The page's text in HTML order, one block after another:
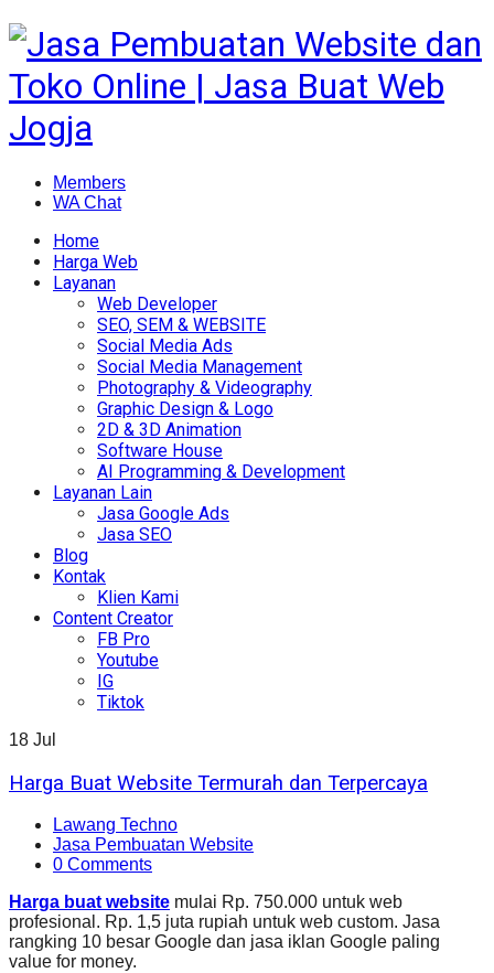
Members
WA Chat
Home
Harga Web
Layanan
Web Developer
SEO, SEM & WEBSITE
Social Media Ads
Social Media Management
Photography & Videography
Graphic Design & Logo
2D & 3D Animation
Software House
AI Programming & Development
Layanan Lain
Jasa Google Ads
Jasa SEO
Blog
Kontak
Klien Kami
Content Creator
FB Pro
Youtube
IG
Tiktok
18 Jul
Harga Buat Website Termurah dan Terpercaya
Lawang Techno
Jasa Pembuatan Website
0 Comments
Harga buat website mulai Rp. 750.000 untuk web
profesional. Rp. 1,5 juta rupiah untuk web custom. Jasa
rangking 10 besar Google dan jasa iklan Google paling
value for money.